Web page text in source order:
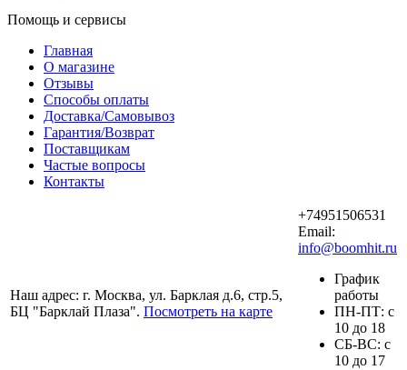
Помощь и сервисы
Главная
О магазине
Отзывы
Способы оплаты
Доставка/Самовывоз
Гарантия/Возврат
Поставщикам
Частые вопросы
Контакты
Наш адрес: г. Москва, ул. Барклая д.6, стр.5,
БЦ "Барклай Плаза". Посмотреть на карте
+74951506531
Email:
info@boomhit.ru
График
работы
ПH-ПТ: с
10 до 18
СБ-ВС: с
10 до 17